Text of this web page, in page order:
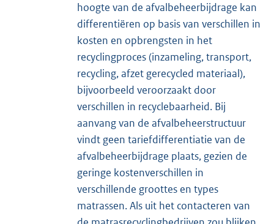
hoogte van de afvalbeheerbijdrage kan
differentiëren op basis van verschillen in
kosten en opbrengsten in het
recyclingproces (inzameling, transport,
recycling, afzet gerecycled materiaal),
bijvoorbeeld veroorzaakt door
verschillen in recyclebaarheid. Bij
aanvang van de afvalbeheerstructuur
vindt geen tariefdifferentiatie van de
afvalbeheerbijdrage plaats, gezien de
geringe kostenverschillen in
verschillende groottes en types
matrassen. Als uit het contacteren van